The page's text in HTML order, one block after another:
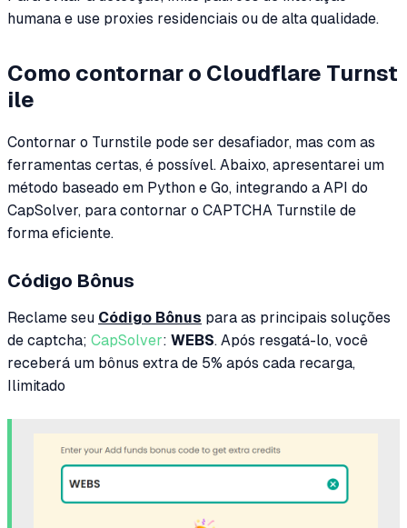
humana e use proxies residenciais ou de alta qualidade.
Como contornar o Cloudflare Turnst
ile
Contornar o Turnstile pode ser desafiador, mas com as
ferramentas certas, é possível. Abaixo, apresentarei um
método baseado em Python e Go, integrando a API do
CapSolver, para contornar o CAPTCHA Turnstile de
forma eficiente.
Código Bônus
Reclame seu Código Bônus para as principais soluções
de captcha; CapSolver: WEBS. Após resgatá-lo, você
receberá um bônus extra de 5% após cada recarga,
Ilimitado